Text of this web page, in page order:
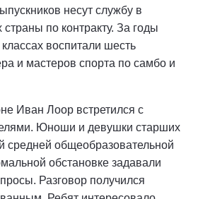
несут службу в
страны по контракту. За годы
воспитали шесть
и мастеров спорта по самбо и
Иван Лоор встретился с
Юноши и девушки старших
средней общеобразовательной
обстановке задавали
Разговор получился